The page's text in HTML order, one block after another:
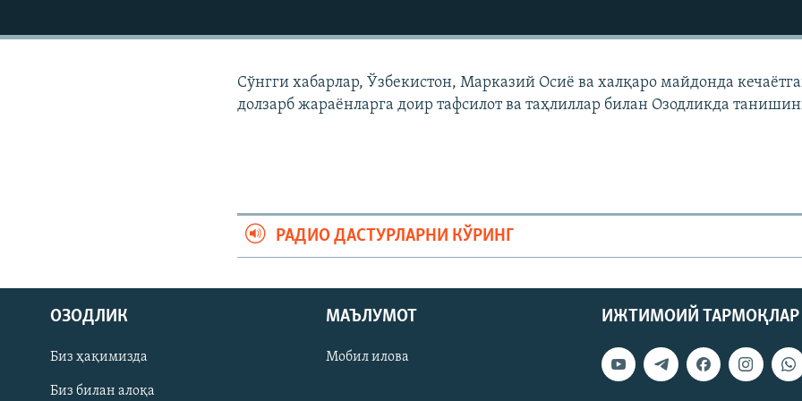
На русском
ИЖТИМОИЙ ТАРМОҚЛАР
Сўнгги хабарлар, Ўзбекистон, Марказий Осиë ва халқаро майдонда
долзарб жараëнларга доир тафсилот ва таҳлиллар билан Озодликда
РАДИО ДАСТУРЛАРНИ КЎРИНГ
ИЖТИМОИЙ ТАРМОҚЛАР
ОЗОДЛИК
Биз ҳақимизда
Биз билан алоқа
МАЪЛУМОТ
Мобил илова